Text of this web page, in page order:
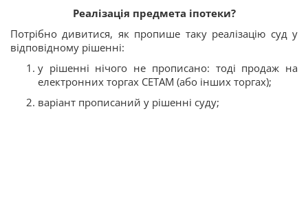
Реалізація предмета іпотеки?
Потрібно дивитися, як пропише таку реалізацію суд у
відповідному рішенні:
у рішенні нічого не прописано: тоді продаж на
електронних торгах СЕТАМ (або інших торгах);
варіант прописаний у рішенні суду;